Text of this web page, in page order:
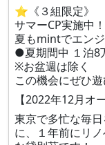
⭐️《３組限定》
サマーCP実施中！
夏もmintでエン
●夏期間中 １泊8
※お盆週は除く
この機会にぜひ遊
【2022年12月オ
東京で多忙な毎
に、１年前にリ